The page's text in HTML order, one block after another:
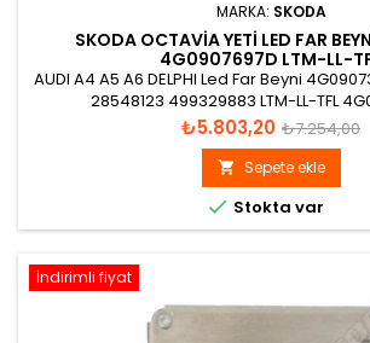
MARKA: SKODA
SKODA OCTAVIA YETI LED FAR
4G0907697D LTM-LL-
AUDI A4 A5 A6 DELPHI Led Far Beyni
28548123 499329883 LTM-LL-TFL
Fiyat
₺5.803,20 Normal
fiyat
₺7.254,00
 Sepete ekle
 Stokta var
İndirimli fiyat